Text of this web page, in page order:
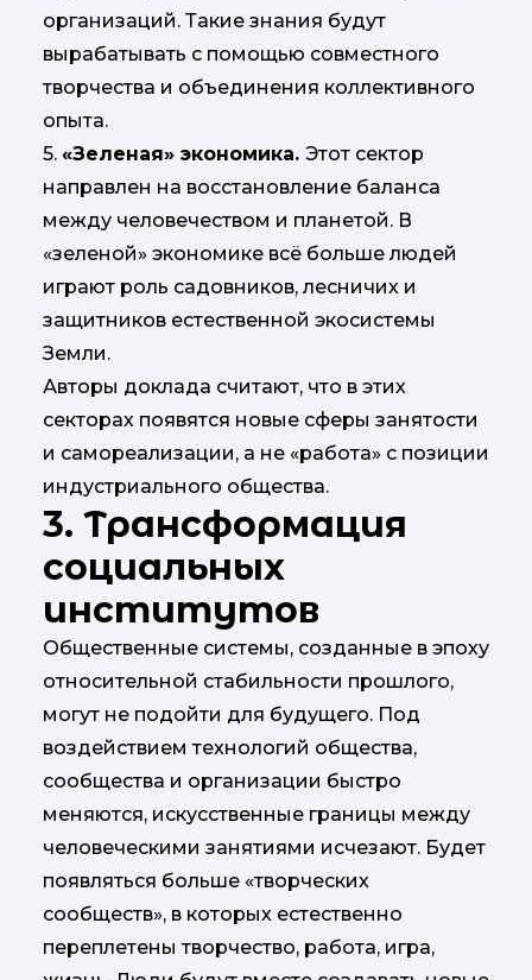
организаций. Такие знания будут
вырабатывать с помощью совместного
творчества и объединения коллективного
опыта.
5. «Зеленая» экономика. Этот сектор
направлен на восстановление баланса
между человечеством и планетой. В
«зеленой» экономике всё больше людей
играют роль садовников, лесничих и
защитников естественной экосистемы
Земли.
Авторы доклада считают, что в этих
секторах появятся новые сферы занятости
и самореализации, а не «работа» с позиции
индустриального общества.
3. Трансформация
социальных
институтов
Общественные системы, созданные в эпоху
относительной стабильности прошлого,
могут не подойти для будущего. Под
воздействием технологий общества,
сообщества и организации быстро
меняются, искусственные границы между
человеческими занятиями исчезают. Будет
появляться больше «творческих
сообществ», в которых естественно
переплетены творчество, работа, игра,